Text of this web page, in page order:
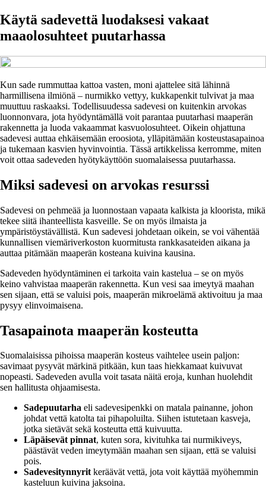
Käytä sadevettä luodaksesi vakaat
maaolosuhteet puutarhassa
Kun sade rummuttaa kattoa vasten, moni ajattelee sitä lähinnä
harmillisena ilmiönä – nurmikko vettyy, kukkapenkit tulvivat ja maa
muuttuu raskaaksi. Todellisuudessa sadevesi on kuitenkin arvokas
luonnonvara, jota hyödyntämällä voit parantaa puutarhasi maaperän
rakennetta ja luoda vakaammat kasvuolosuhteet. Oikein ohjattuna
sadevesi auttaa ehkäisemään eroosiota, ylläpitämään kosteustasapainoa
ja tukemaan kasvien hyvinvointia. Tässä artikkelissa kerromme, miten
voit ottaa sadeveden hyötykäyttöön suomalaisessa puutarhassa.
Miksi sadevesi on arvokas resurssi
Sadevesi on pehmeää ja luonnostaan vapaata kalkista ja kloorista, mikä
tekee siitä ihanteellista kasveille. Se on myös ilmaista ja
ympäristöystävällistä. Kun sadevesi johdetaan oikein, se voi vähentää
kunnallisen viemäriverkoston kuormitusta rankkasateiden aikana ja
auttaa pitämään maaperän kosteana kuivina kausina.
Sadeveden hyödyntäminen ei tarkoita vain kastelua – se on myös
keino vahvistaa maaperän rakennetta. Kun vesi saa imeytyä maahan
sen sijaan, että se valuisi pois, maaperän mikroelämä aktivoituu ja maa
pysyy elinvoimaisena.
Tasapainota maaperän kosteutta
Suomalaisissa pihoissa maaperän kosteus vaihtelee usein paljon:
savimaat pysyvät märkinä pitkään, kun taas hiekkamaat kuivuvat
nopeasti. Sadeveden avulla voit tasata näitä eroja, kunhan huolehdit
sen hallitusta ohjaamisesta.
Sadepuutarha eli sadevesipenkki on matala painanne, johon
johdat vettä katolta tai pihapoluilta. Siihen istutetaan kasveja,
jotka sietävät sekä kosteutta että kuivuutta.
Läpäisevät pinnat, kuten sora, kivituhka tai nurmikiveys,
päästävät veden imeytymään maahan sen sijaan, että se valuisi
pois.
Sadevesitynnyritkeräävät vettä, jota voit käyttää myöhemmin
kasteluun kuivina jaksoina.